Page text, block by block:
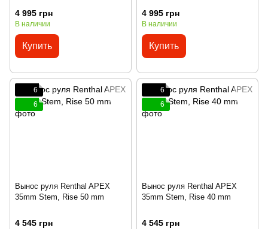
4 995 грн
В наличии
Купить
4 995 грн
В наличии
Купить
6
6
Вынос руля Renthal APEX
35mm Stem, Rise 50 mm
4 545 грн
6
6
Вынос руля Renthal APEX
35mm Stem, Rise 40 mm
4 545 грн